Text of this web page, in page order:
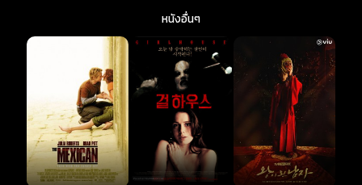
หนังอื่นๆ